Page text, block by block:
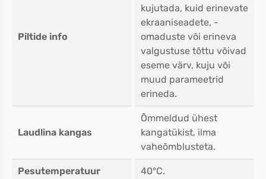
Piltide info
kujutada, kuid erinevate
ekraaniseadete, -
omaduste või erineva
valgustuse tõttu võivad
eseme värv, kuju või
muud parameetrid
erineda.
Laudlina kangas
Õmmeldud ühest
kangatükist, ilma
vaheõmblusteta.
Pesutemperatuur 40°C.